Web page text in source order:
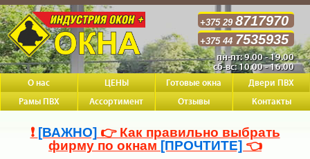
+375 29 8717970
+375 44 7535935
пн-пт: 9.00 - 19.00
сб-вс: 10.00 - 16.00
О нас ЦЕНЫ Готовые окна
Двери ПВХ
Рамы ПВХ
Ассортимент Отзывы Контакты
❗ [ВАЖНО] 👉 Как правильно выбрать
фирму по окнам [ПРОЧТИТЕ] 👈